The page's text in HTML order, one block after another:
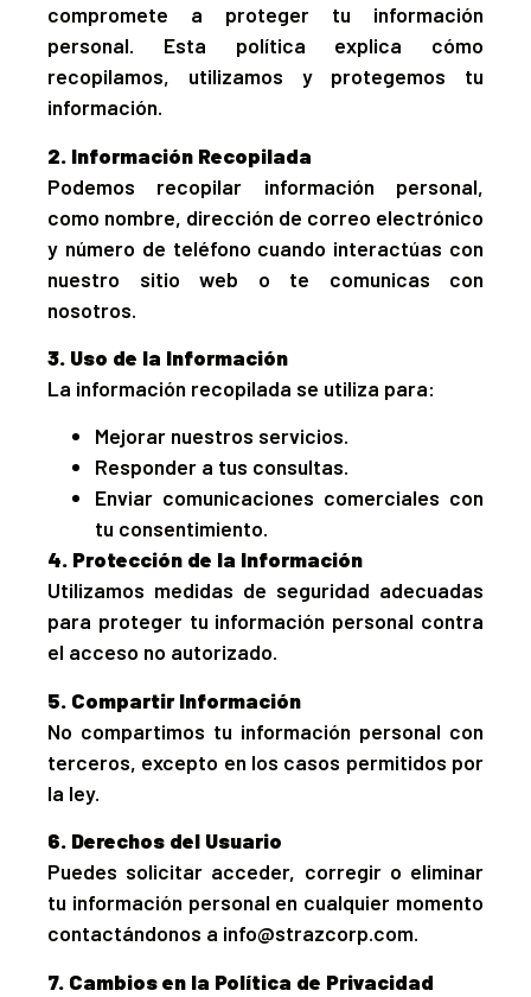
compromete a proteger tu información
personal. Esta política explica cómo
recopilamos, utilizamos y protegemos tu
información.
2. Información Recopilada
Podemos recopilar información personal,
como nombre, dirección de correo electrónico
y número de teléfono cuando interactúas con
nuestro sitio web o te comunicas con
nosotros.
3. Uso de la Información
La información recopilada se utiliza para:
Mejorar nuestros servicios.
Responder a tus consultas.
Enviar comunicaciones comerciales con
tu consentimiento.
4. Protección de la Información
Utilizamos medidas de seguridad adecuadas
para proteger tu información personal contra
el acceso no autorizado.
5. Compartir Información
No compartimos tu información personal con
terceros, excepto en los casos permitidos por
la ley.
6. Derechos del Usuario
Puedes solicitar acceder, corregir o eliminar
tu información personal en cualquier momento
contactándonos a info@strazcorp.com.
7. Cambios en la Política de Privacidad